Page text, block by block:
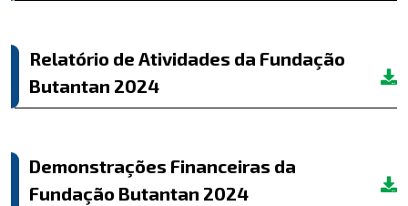
Relatório de Atividades da Fundação
Butantan 2024
Demonstrações Financeiras da
Fundação Butantan 2024